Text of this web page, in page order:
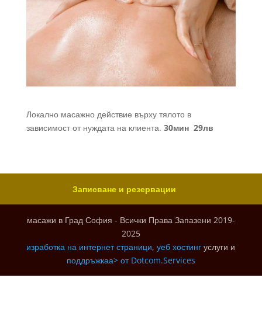
Локално масажно действие върху тялото в
зависимост от нуждата на клиента. 30мин 29лв
Записване и резервации
масажи в Град София - Всички Права Запазени 2019-
2025
изработка на интернет страници,уеб хостинг услуги и
поддръжкаа> от Dotcom.Services